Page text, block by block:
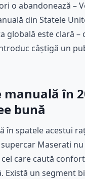
o abandonează –
din Statele
globală este clară –
câștigă un
manuală în
bună
în spatele acestui
Maserati nu
care caută
Există un segment